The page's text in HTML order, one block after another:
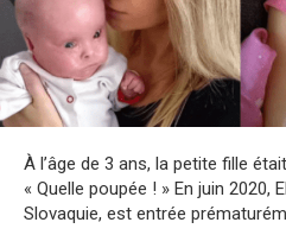
À l’âge de 3 ans, la petite fille
« Quelle poupée ! » En juin 2020,
Slovaquie, est entrée